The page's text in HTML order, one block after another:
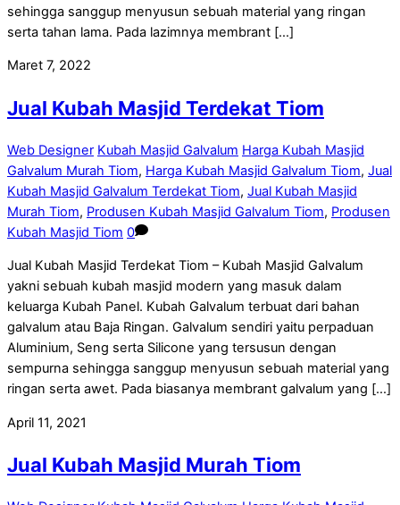
sehingga sanggup menyusun sebuah material yang ringan
serta tahan lama. Pada lazimnya membrant […]
Maret 7, 2022
Jual Kubah Masjid Terdekat Tiom
Web Designer Kubah Masjid Galvalum Harga Kubah Masjid
Galvalum Murah Tiom, Harga Kubah Masjid Galvalum Tiom, Jual
Kubah Masjid Galvalum Terdekat Tiom, Jual Kubah Masjid
Murah Tiom, Produsen Kubah Masjid Galvalum Tiom, Produsen
Kubah Masjid Tiom 0
Jual Kubah Masjid Terdekat Tiom – Kubah Masjid Galvalum
yakni sebuah kubah masjid modern yang masuk dalam
keluarga Kubah Panel. Kubah Galvalum terbuat dari bahan
galvalum atau Baja Ringan. Galvalum sendiri yaitu perpaduan
Aluminium, Seng serta Silicone yang tersusun dengan
sempurna sehingga sanggup menyusun sebuah material yang
ringan serta awet. Pada biasanya membrant galvalum yang […]
April 11, 2021
Jual Kubah Masjid Murah Tiom